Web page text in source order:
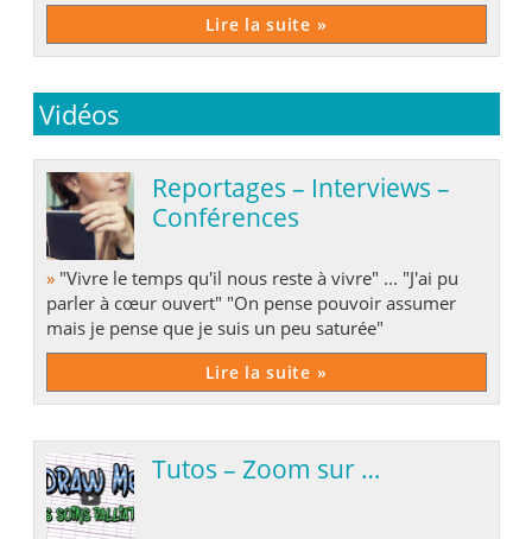
Lire la suite »
Vidéos
Reportages – Interviews –
Conférences
»"Vivre le temps qu'il nous reste à vivre" ... "J'ai pu
parler à cœur ouvert" "On pense pouvoir assumer
mais je pense que je suis un peu saturée"
Lire la suite »
Tutos – Zoom sur …